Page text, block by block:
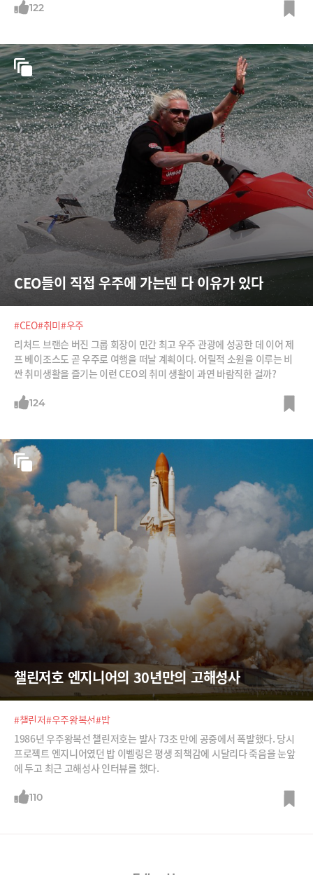
122
CEO들이 직접 우주에 가는덴 다 이유가 있다
#CEO#취미#우주
리처드 브랜슨 버진 그룹 회장이 민간 최고 우주 관광에 성공한 데 이어 제
프 베이조스도 곧 우주로 여행을 떠날 계획이다. 어릴적 소원을 이루는 비
싼 취미생활을 즐기는 이런 CEO의 취미 생활이 과연 바람직한 걸까?
124
챌린저호 엔지니어의 30년만의 고해성사
#챌린저#우주왕복선#밥
1986년 우주왕복선 챌린저호는 발사 73초 만에 공중에서 폭발했다. 당시
프로젝트 엔지니어였던 밥 이벨링은 평생 죄책감에 시달리다 죽음을 눈앞
에 두고 최근 고해성사 인터뷰를 했다.
110